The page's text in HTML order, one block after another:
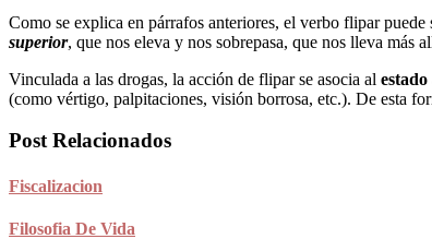
Como se explica en párrafos anteriores, el verbo flipar
superior, que nos eleva y nos sobrepasa, que nos lleva más
Vinculada a las drogas, la acción de flipar se asocia al
(como vértigo, palpitaciones, visión borrosa, etc.). De esta
Post Relacionados
Fiscalizacion
Filosofia De Vida